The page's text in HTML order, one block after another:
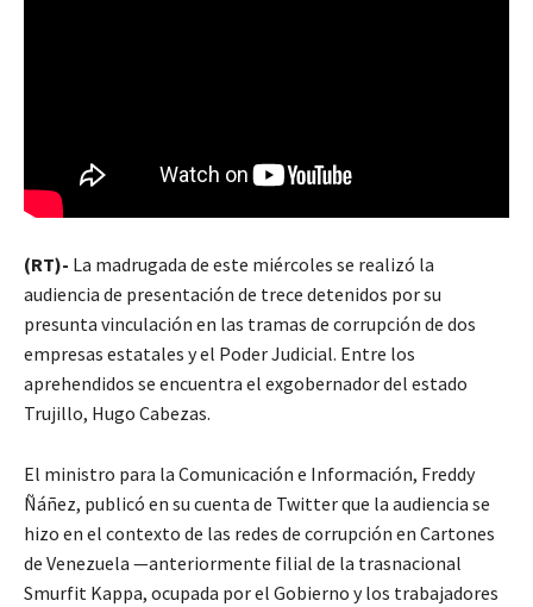
(RT)- La madrugada de este miércoles se realizó la
audiencia de presentación de trece detenidos por su
presunta vinculación en las tramas de corrupción de dos
empresas estatales y el Poder Judicial. Entre los
aprehendidos se encuentra el exgobernador del estado
Trujillo, Hugo Cabezas.
El ministro para la Comunicación e Información, Freddy
Ñáñez, publicó en su cuenta de Twitter que la audiencia se
hizo en el contexto de las redes de corrupción en Cartones
de Venezuela —anteriormente filial de la trasnacional
Smurfit Kappa, ocupada por el Gobierno y los trabajadores